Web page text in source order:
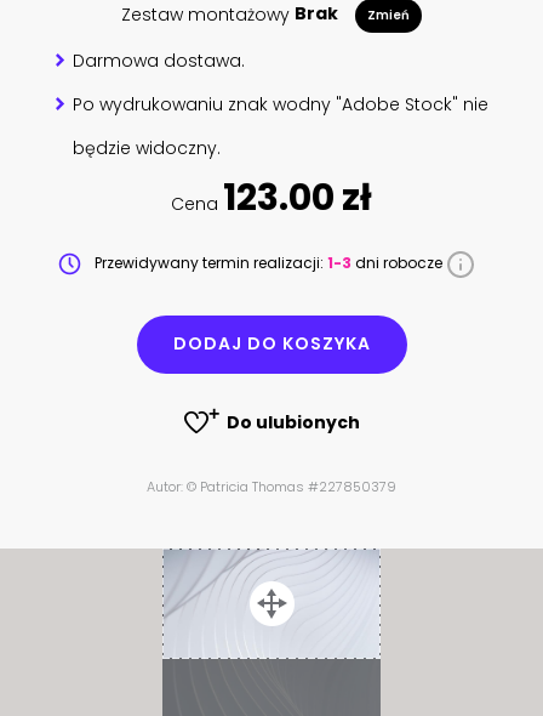
Zestaw montażowy Brak Zmień
Darmowa dostawa.
Po wydrukowaniu znak wodny "Adobe Stock" nie
będzie widoczny.
Cena 123.00 zł
Przewidywany termin realizacji: 1-3 dni robocze
DODAJ DO KOSZYKA
Do ulubionych
Autor: © Patricia Thomas #227850379